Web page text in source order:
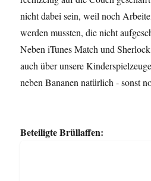
nicht dabei sein, weil noch
werden mussten, die nicht
Neben iTunes Match und
auch über unsere
neben Bananen natürlich - sonst
Beteiligte Brüllaffen: